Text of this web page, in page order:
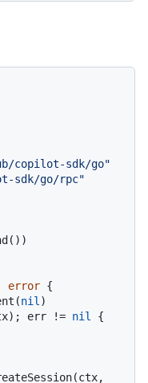
copilot-sdk/go"
sdk/go/rpc"
error {
nil)
err != nil {